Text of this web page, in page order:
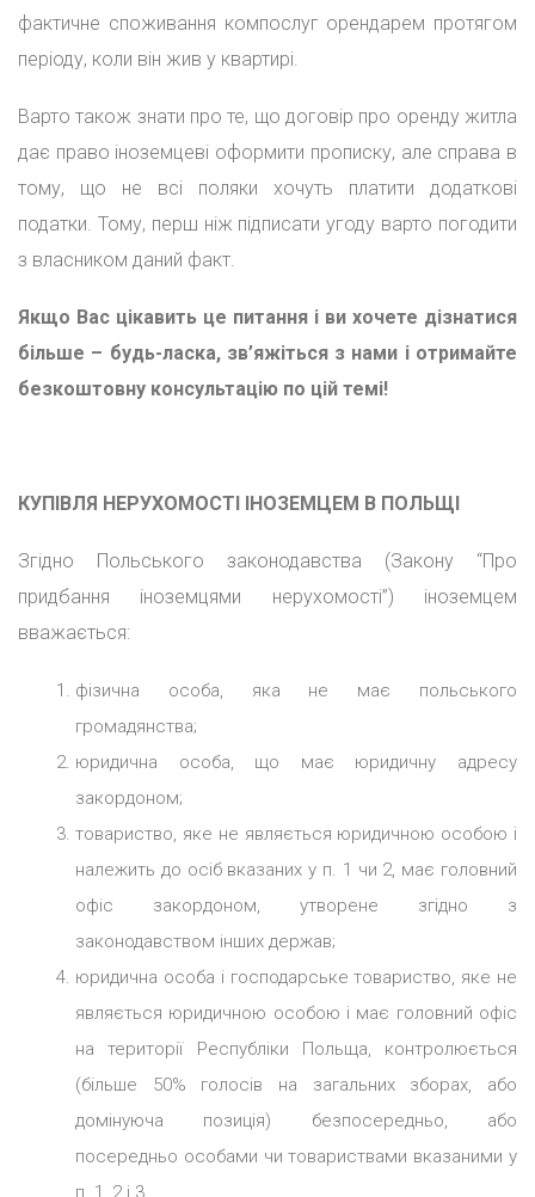
фактичне споживання компослуг орендарем протягом
періоду, коли він жив у квартирі.
Варто також знати про те, що договір про оренду житла
дає право іноземцеві оформити прописку, але справа в
тому, що не всі поляки хочуть платити додаткові
податки. Тому, перш ніж підписати угоду варто погодити
з власником даний факт.
Якщо Вас цікавить це питання і ви хочете дізнатися
більше – будь-ласка, зв’яжіться з нами і отримайте
безкоштовну консультацію по цій темі!
КУПІВЛЯ НЕРУХОМОСТІ ІНОЗЕМЦЕМ В ПОЛЬЩІ
Згідно Польського законодавства (Закону “Про
придбання іноземцями нерухомості”) іноземцем
вважається:
фізична особа, яка не має польського
громадянства;
юридична особа, що має юридичну адресу
закордоном;
товариство, яке не являється юридичною особою і
належить до осіб вказаних у п. 1 чи 2, має головний
офіс закордоном, утворене згідно з
законодавством інших держав;
юридична особа і господарське товариство, яке не
являється юридичною особою і має головний офіс
на території Республіки Польща, контролюється
(більше 50% голосів на загальних зборах, або
домінуюча позиція) безпосередньо, або
посередньо особами чи товариствами вказаними у
п. 1, 2 і 3.